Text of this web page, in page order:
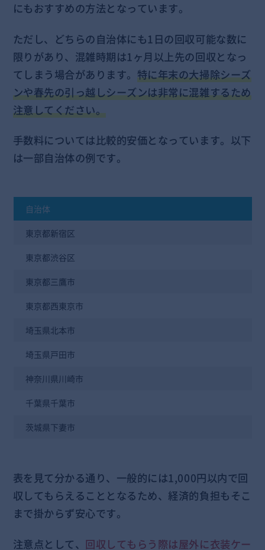
にもおすすめの方法となっています。
ただし、どちらの自治体にも1日の回収可能な数に
限りがあり、混雑時期は1ヶ月以上先の回収となっ
てしまう場合があります。 特に年末の大掃除シーズ
ンや春先の引っ越しシーズンは非常に混雑するため
注意してください。
手数料については比較的安価となっています。以下
は一部自治体の例です。
自治体
東京都新宿区
東京都渋谷区
東京都三鷹市
東京都西東京市
埼玉県北本市
埼玉県戸田市
神奈川県川崎市
千葉県千葉市
茨城県下妻市
表を見て分かる通り、一般的には1,000円以内で回
収してもらえることとなるため、経済的負担もそこ
まで掛からず安心です。
注意点として、 回収してもらう際は屋外に衣装ケー